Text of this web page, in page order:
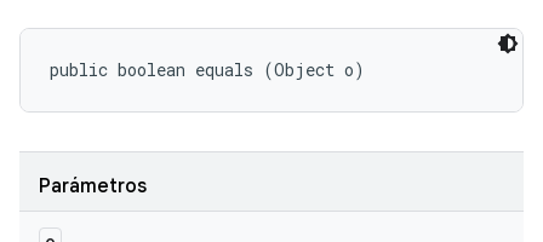
public boolean equals (Object o)
Parámetros